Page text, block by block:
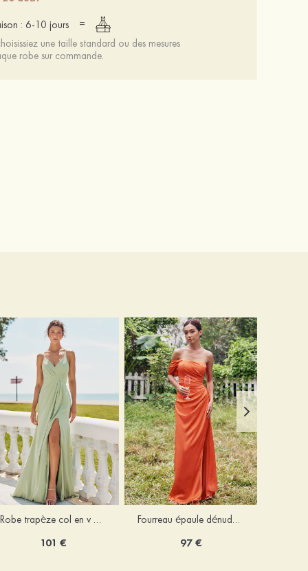
: 6-10 jours
=
une taille standard ou des mesures
robe sur commande.
Robe trapèze col en v mousseline ras du sol robe de demoiselle d'honneur
101 €
Fourreau épaule dénudée satin extensible ras du sol robe de demoiselle d'honneur
97 €